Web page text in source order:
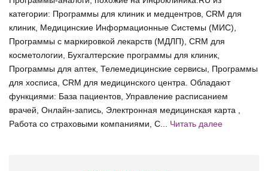
категории: Программы для клиник и медцентров, CRM для
клиник, Медицинские Информационные Системы (МИС),
Программы с маркировкой лекарств (МДЛП), CRM для
косметологии, Бухгалтерские программы для клиник,
Программы для аптек, Телемедицинские сервисы, Программы
для хосписа, CRM для медицинского центра. Обладают
функциями: База пациентов, Управление расписанием
врачей, Онлайн-запись, Электронная медицинская карта ,
Работа со страховыми компаниями, С... Читать далее